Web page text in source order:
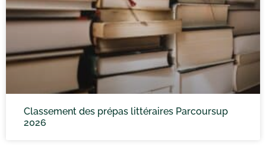
Classement des prépas littéraires Parcoursup
2026